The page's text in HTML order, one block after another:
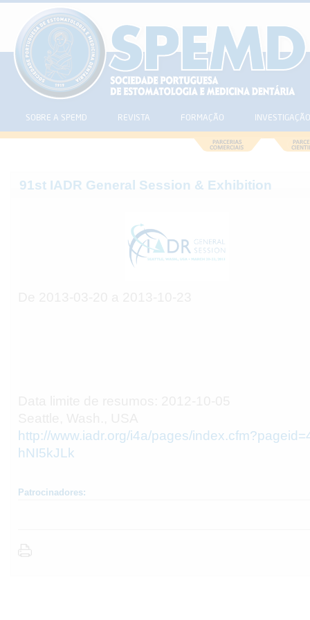
SOBRE A SPEMD REVISTA FORMAÇÃO INVESTIGAÇÃO
91st IADR General Session & Exhibition
http://www.iadr.org/i4a/pages/
hNI5kJLk
Patrocinadores: